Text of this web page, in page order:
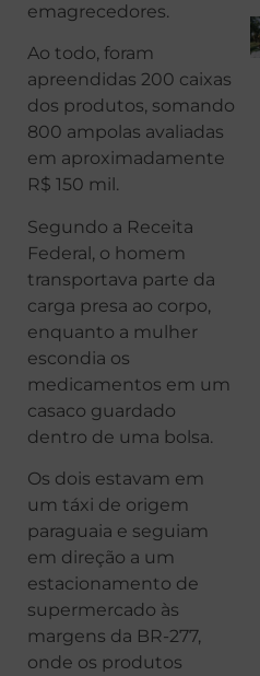
emagrecedores.
Ao todo, foram
apreendidas 200 caixas
dos produtos, somando
800 ampolas avaliadas
em aproximadamente
R$ 150 mil.
Segundo a Receita
Federal, o homem
transportava parte da
carga presa ao corpo,
enquanto a mulher
escondia os
medicamentos em um
casaco guardado
dentro de uma bolsa.
Os dois estavam em
um táxi de origem
paraguaia e seguiam
em direção a um
estacionamento de
supermercado às
margens da BR-277,
onde os produtos